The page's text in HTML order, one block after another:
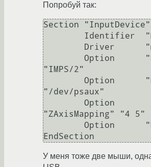
Попробуй так:
Section "InputDevice"
"IMPS/2"
"/dev/psaux"
"ZAxisMapping" "4 5"
EndSection
У меня тоже две мыши,